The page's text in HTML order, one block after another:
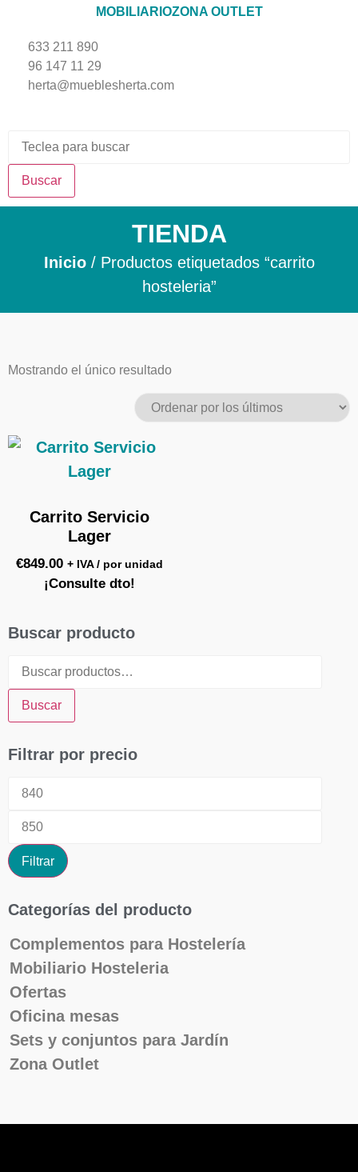
MOBILIARIOZONA OUTLET
633 211 890
96 147 11 29
herta@mueblesherta.com
Buscar
TIENDA
Inicio/ Productos etiquetados “carrito
hosteleria”
Buscar producto
Buscar
Filtrar por precio
Filtrar
Categorías del producto
Complementos para Hostelería
Mobiliario Hosteleria
Ofertas
Oficina mesas
Sets y conjuntos para Jardín
Zona Outlet
Mostrando el único resultado
Carrito Servicio
Lager
€849.00 + IVA / por unidad
¡Consulte dto!